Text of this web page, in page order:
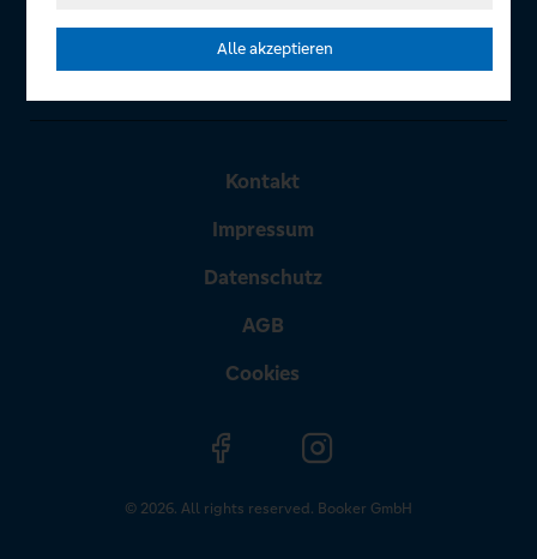
Kontakt
Impressum
Datenschutz
AGB
Cookies
© 2026. All rights reserved. Booker GmbH
Alle akzeptieren